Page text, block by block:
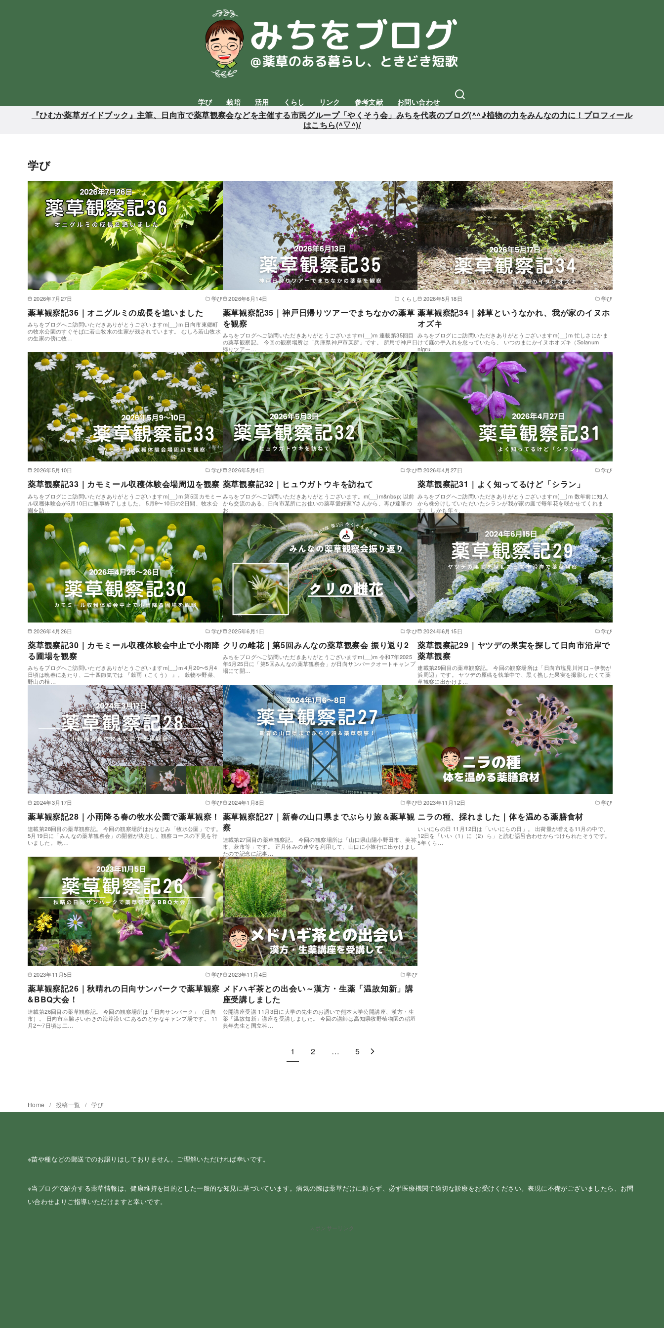
学び 栽培 活用 くらし リンク 参考文献 お問い合わせ
『ひむか薬草ガイドブック』主筆、日向市で薬草観察会などを主催する市民グループ「やくそう会」みちを代表のブログ(^^♪植物の力をみんなの力に！プロフィール
はこちら(^▽^)/
学び
2026年7月27日 学び
薬草観察記36｜オニグルミの成長を追いました
みちをブログへご訪問いただきありがとうございますm(__)m 日向市東郷町
の牧水公園のすぐそばに若山牧水の生家が残されています。 むしろ若山牧水
の生家の傍に牧…
2026年6月14日 くらし
薬草観察記35｜神戸日帰りツアーでまちなかの薬草
を観察
みちをブログへご訪問いただきありがとうございますm(__)m 連載第35回目
の薬草観察記。 今回の観察場所は「兵庫県神戸市某所」です。 所用で神戸日
帰りツアー…
2026年5月18日 学び
薬草観察記34｜雑草というなかれ、我が家のイヌホ
オズキ
みちをブログにご訪問いただきありがとうございますm(__)m 忙しさにかま
けて庭の手入れを怠っていたら、 いつのまにかイヌホオズキ（Solanum
nigru…
2026年5月10日 学び
薬草観察記33｜カモミール収穫体験会場周辺を観察
みちをブログにご訪問いただきありがとうございますm(__)m 第5回カモミー
ル収穫体験会が5月10日に無事終了しました。 5月9〜10日の2日間、牧水公
園を訪…
2026年5月4日 学び
薬草観察記32｜ヒュウガトウキを訪ねて
みちをブログへご訪問いただきありがとうございます。m(__)m&nbsp; 以前
から交流のある、日向市某所にお住いの薬草愛好家Yさんから、再び達筆の
お…
2026年4月27日 学び
薬草観察記31｜よく知ってるけど「シラン」
みちをブログへご訪問いただきありがとうございますm(__)m 数年前に知人
から株分けしていただいたシランが我が家の庭で毎年花を咲かせてくれま
す。 しかも年々、…
2026年4月26日 学び
薬草観察記30｜カモミール収穫体験会中止で小雨降
る圃場を観察
みちをブログへご訪問いただきありがとうございますm(__)m 4月20〜5月4
日頃は晩春にあたり、二十四節気では 『穀雨（こくう） 』。 穀物や野菜、
野山の植…
2025年6月1日 学び
クリの雌花｜第5回みんなの薬草観察会 振り返り2
みちをブログへご訪問いただきありがとうございますm(__)m 令和7年2025
年5月25日に「第5回みんなの薬草観察会」が日向サンパークオートキャンプ
場にて開…
2024年6月15日 学び
薬草観察記29｜ヤツデの果実を探して日向市沿岸で
薬草観察
連載第29回目の薬草観察記。 今回の観察場所は「日向市塩見川河口～伊勢が
浜周辺」です。 ヤツデの原稿を執筆中で、黒く熟した果実を撮影したくて薬
草観察に出かけま…
2024年3月17日 学び
薬草観察記28｜小雨降る春の牧水公園で薬草観察！
連載第28回目の薬草観察記。 今回の観察場所はおなじみ「牧水公園」です。
5月19日に「みんなの薬草観察会」の開催が決定し、観察コースの下見を行
いました。 晩…
2024年1月8日 学び
薬草観察記27｜新春の山口県までぶらり旅＆薬草観
察
連載第27回目の薬草観察記。 今回の観察場所は「山口県山陽小野田市、美祢
市、萩市等」です。 正月休みの連空を利用して、山口に小旅行に出かけまし
たので記念に記事…
2023年11月12日 学び
ニラの種、採れました｜体を温める薬膳食材
いいにらの日 11月12日は「いいにらの日」。 出荷量が増える11月の中で、
12日を「いい（1）に（2）ら」と読む語呂合わせからつけられたそうです。
5年くら…
2023年11月5日 学び
薬草観察記26｜秋晴れの日向サンパークで薬草観察
&BBQ大会！
連載第26回目の薬草観察記。 今回の観察場所は「日向サンパーク」（日向
市）。 日向市幸脇さいわきの海岸沿いにあるのどかなキャンプ場です。 11
月2〜7日頃は二…
2023年11月4日 学び
メドハギ茶との出会い～漢方・生薬「温故知新」講
座受講しました
公開講座受講 11月3日に大学の先生のお誘いで熊本大学公開講座、漢方・生
薬「温故知新」講座を受講しました。 今回の講師は高知県牧野植物園の稲垣
典年先生と国立科…
1 2 … 5
Home 投稿一覧 学び
※苗や種などの郵送でのお譲りはしておりません。ご理解いただければ幸いです。
※当ブログで紹介する薬草情報は、健康維持を目的とした一般的な知見に基づいています。病気の際は薬草だけに頼らず、必ず医療機関で適切な診療をお受けください。表現に不備がございましたら、お問
い合わせよりご指導いただけますと幸いです。
スポンサーリンク